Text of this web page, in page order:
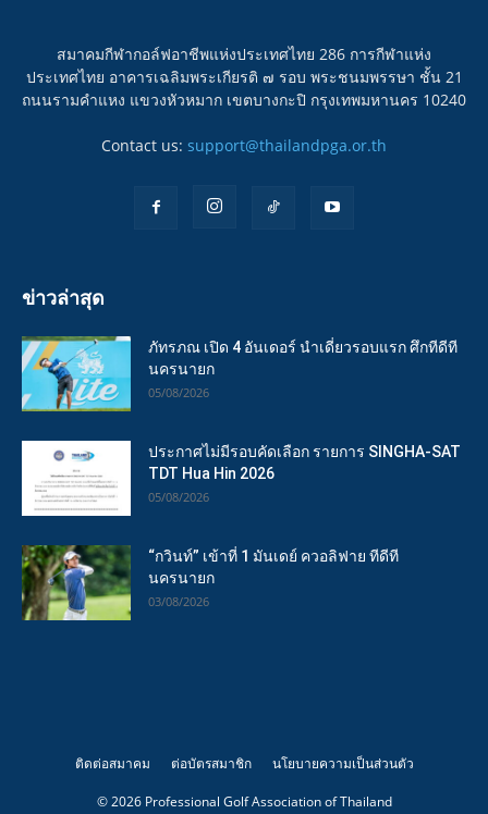
สมาคมกีฬากอล์ฟอาชีพแห่งประเทศไทย 286 การกีฬาแห่ง
ประเทศไทย อาคารเฉลิมพระเกียรติ ๗ รอบ พระชนมพรรษา ชั้น 21
ถนนรามคำแหง แขวงหัวหมาก เขตบางกะปิ กรุงเทพมหานคร 10240
Contact us: support@thailandpga.or.th
ข่าวล่าสุด
ภัทรภณ เปิด 4 อันเดอร์ นำเดี่ยวรอบแรก ศึกทีดีที
นครนายก
05/08/2026
ประกาศไม่มีรอบคัดเลือก รายการ SINGHA-SAT
TDT Hua Hin 2026
05/08/2026
“กวินท์” เข้าที่ 1 มันเดย์ ควอลิฟาย ทีดีที
นครนายก
03/08/2026
ติดต่อสมาคม ต่อบัตรสมาชิก นโยบายความเป็นส่วนตัว
© 2026 Professional Golf Association of Thailand